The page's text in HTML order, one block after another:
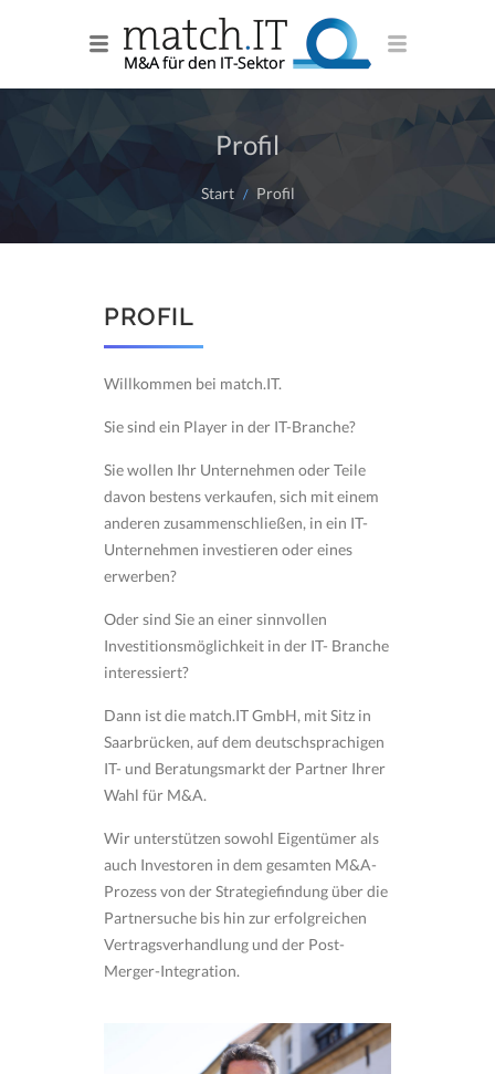
Profil
Start Profil
PROFIL
Willkommen bei match.IT.
Sie sind ein Player in der IT-Branche?
Sie wollen Ihr Unternehmen oder Teile
davon bestens verkaufen, sich mit einem
anderen zusammenschließen, in ein IT-
Unternehmen investieren oder eines
erwerben?
Oder sind Sie an einer sinnvollen
Investitionsmöglichkeit in der IT- Branche
interessiert?
Dann ist die match.IT GmbH, mit Sitz in
Saarbrücken, auf dem deutschsprachigen
IT- und Beratungsmarkt der Partner Ihrer
Wahl für M&A.
Wir unterstützen sowohl Eigentümer als
auch Investoren in dem gesamten M&A-
Prozess von der Strategiefindung über die
Partnersuche bis hin zur erfolgreichen
Vertragsverhandlung und der Post-
Merger-Integration.